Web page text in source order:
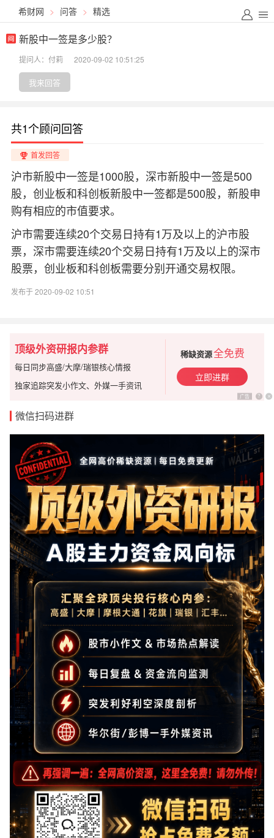
希财网 > 问答 > 精选
新股中一签是多少股？
提问人：付莉 2020-09-02 10:51:25
我来回答
共1个顾问回答
首发回答
沪市新股中一签是1000股，深市新股中一签是500
股，创业板和科创板新股中一签都是500股，新股申
购有相应的市值要求。
沪市需要连续20个交易日持有1万及以上的沪市股
票，深市需要连续20个交易日持有1万及以上的深市
股票，创业板和科创板需要分别开通交易权限。
发布于 2020-09-02 10:51
广告 ? x
顶级外资研报内参群
每日同步高盛/大摩/瑞银核心情报
独家追踪突发小作文、外媒一手资讯
稀缺资源全免费
立即进群
微信扫码进群